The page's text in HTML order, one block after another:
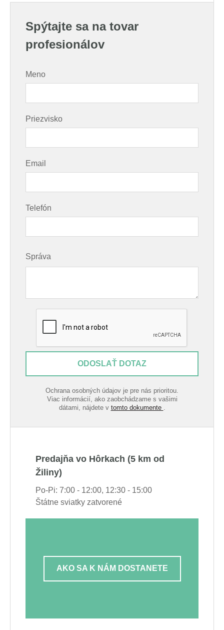
Spýtajte sa na tovar
profesionálov
Meno
Priezvisko
Email
Telefón
Správa
ODOSLAŤ DOTAZ
Ochrana osobných údajov je pre nás prioritou.
Viac informácií, ako zaobchádzame s vašimi
dátami, nájdete v tomto dokumente .
Predajňa vo Hôrkach (5 km od
Žiliny)
Po-Pi: 7:00 - 12:00, 12:30 - 15:00
Štátne sviatky zatvorené
AKO SA K NÁM DOSTANETE